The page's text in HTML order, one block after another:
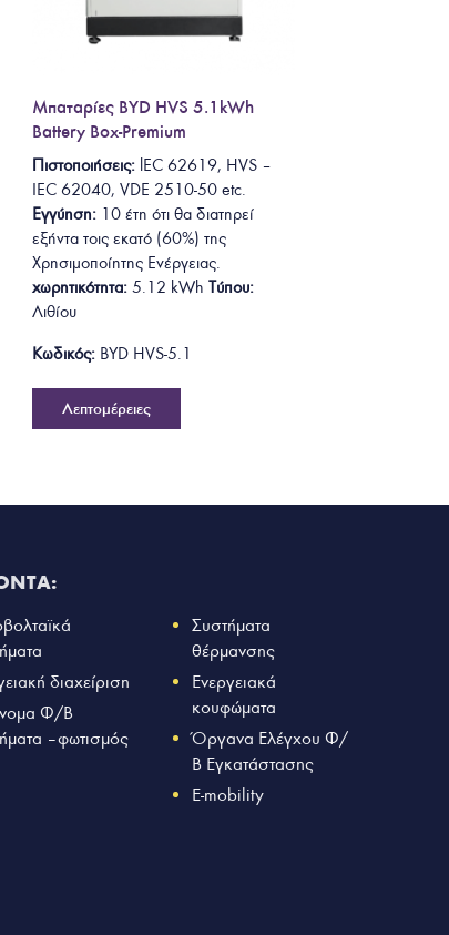
Μπαταρίες BYD HVS 5.1kWh
Battery Box-Premium
Πιστοποιήσεις: lEC 62619, HVS –
IEC 62040, VDE 2510-50etc.
Εγγύηση: 10 έτη ότι θαδιατηρεί
εξήντα τοις εκατό (60%) της
Χρησιμοποίητης Ενέργειας.
χωρητικότητα: 5.12 kWh Τύπου:
Λιθίου
Κωδικός: BYD HVS-5.1
Λεπτομέρειες
διαχείριση
Φ/Β
– φωτισμός
Συστήματα
θέρμανσης
Ενεργειακά
κουφώματα
Όργανα Ελέγχου Φ/
Β Εγκατάστασης
E-mobility